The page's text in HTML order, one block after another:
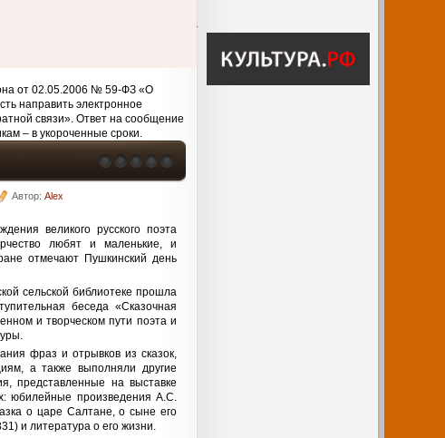
от 02.05.2006 № 59-ФЗ «О
направить электронное
связи». Ответ на сообщение
– в укороченные сроки.
Автор:Alex
великого русского поэта
любят и маленькие, и
отмечают Пушкинский день
сельской библиотеке прошла
беседа «Сказочная
и творческом пути поэта и
фраз и отрывков из сказок,
а также выполняли другие
представленные на выставке
юбилейные произведения А.С.
о царе Салтане, о сыне его
и литература о его жизни.